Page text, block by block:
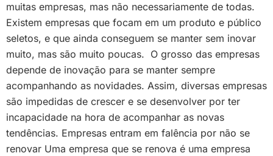
muitas empresas, mas não necessariamente de todas.
Existem empresas que focam em um produto e público
seletos, e que ainda conseguem se manter sem inovar
muito, mas são muito poucas. O grosso das empresas
depende de inovação para se manter sempre
acompanhando as novidades. Assim, diversas empresas
são impedidas de crescer e se desenvolver por ter
incapacidade na hora de acompanhar as novas
tendências. Empresas entram em falência por não se
renovar Uma empresa que se renova é uma empresa